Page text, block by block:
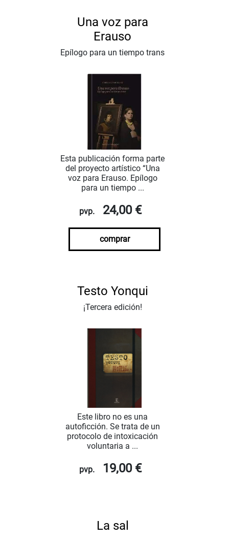
Una voz para
Erauso
Epílogo para un tiempo trans
Esta publicación forma parte
del proyecto artístico “Una
voz para Erauso. Epílogo
para un tiempo ...
pvp. 24,00 €
comprar
Testo Yonqui
¡Tercera edición!
Este libro no es una
autoficción. Se trata de un
protocolo de intoxicación
voluntaria a ...
pvp. 19,00 €
La sal